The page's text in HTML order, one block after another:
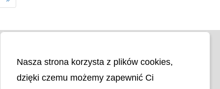
Nasza strona korzysta z plików cookies,
dzięki czemu możemy zapewnić Ci